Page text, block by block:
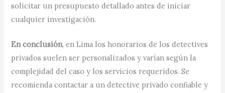
solicitar un presupuesto detallado antes de iniciar
cualquier investigación.
En conclusión, en Lima los honorarios de los detectives
privados suelen ser personalizados y varían según la
complejidad del caso y los servicios requeridos. Se
recomienda contactar a un detective privado confiable y